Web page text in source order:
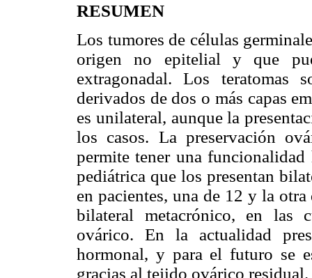
RESUMEN
Los tumores de células
origen no epitelial y que
extragonadal. Los teratomas
derivados de dos o más capas
es unilateral, aunque la
los casos. La preservación
permite tener una funcionalidad
pediátrica que los presentan
en pacientes, una de 12 y la
bilateral metacrónico, en las
ovárico. En la actualidad
hormonal, y para el futuro se
gracias al tejido ovárico residual.